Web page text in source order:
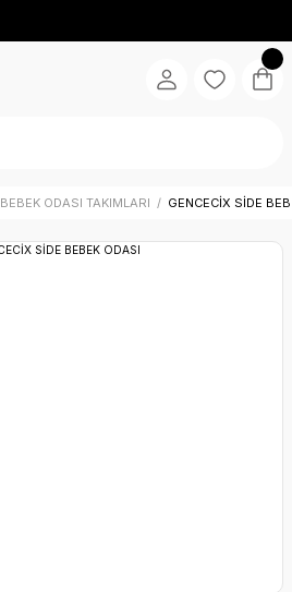
BEBEK ODASI TAKIMLARI GENCECİX SİDE